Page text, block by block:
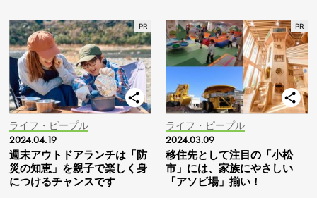
ライフ・ピープル
2024.04.19
週末アウトドアランチは「防
災の知恵」を親子で楽しく身
につけるチャンスです
ライフ・ピープル
2024.03.09
移住先として注目の「小松
市」には、家族にやさしい
「アソビ場」揃い！